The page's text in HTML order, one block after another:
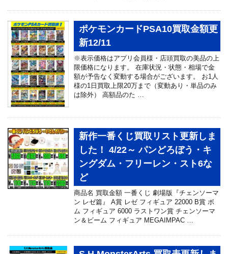
ポケモンカードPSA10買取金額更
新12/11
※表示価格はアプリ会員様・店頭買取の美品の上
限価格になります。 在庫状況・状態・相場で金
額が予告なく変動する場合がございます。 お1人
様の1日買取上限20万まで（変動あり・単品のみ
は除外） 高額品のた …
新作一番くじ買取リスト更新しま
した！ 4/22～ パンどろぼう・キ
ングダム・フリーレン・スト6な
ど
商品名 買取金額 一番くじ 劇場版『チェンソーマ
ン レゼ篇』 A賞 レゼ フィギュア 22000 B賞 ボ
ム フィギュア 6000 ラストワン賞 チェンソーマ
ン＆ビーム フィギュア MEGAIMPAC …